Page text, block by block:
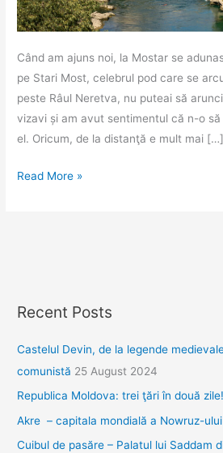
Când am ajuns noi, la Mostar se
pe Stari Most, celebrul pod care se
peste Râul Neretva, nu puteai să
vizavi și am avut sentimentul că n-o
el. Oricum, de la distanţă e mult mai […]
Mostar
peste
secole
Read More »
Recent Posts
Castelul Devin, de la legende
comunistă 25 August 2024
Republica Moldova: trei ţări în două zile!
Akre – capitala mondială a Nowruz-ului
Cuibul de pasăre – Palatul lui Saddam